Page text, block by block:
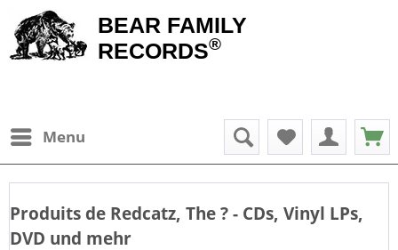
BEAR FAMILY
RECORDS®
Menu
Produits de Redcatz, The? - CDs, Vinyl LPs,
DVD und mehr